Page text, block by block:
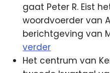
gaat Peter R. Eist
woordvoerder van
berichtgeving van
verder
Het centrum van